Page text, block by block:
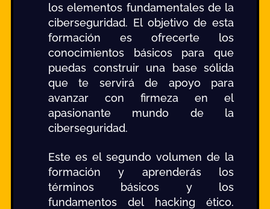
los elementos fundamentales de la
ciberseguridad. El objetivo de esta
formación es ofrecerte los
conocimientos básicos para que
puedas construir una base sólida
que te servirá de apoyo para
avanzar con firmeza en el
apasionante mundo de la
ciberseguridad.
Este es el segundo volumen de la
formación y aprenderás los
términos básicos y los
fundamentos del hacking ético.